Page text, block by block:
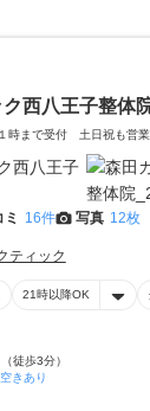
西八王子整体
時まで受付 土日祝も営業
ミ 16件 写真 12枚
ティック
21時以降OK
徒歩3分）
きあり